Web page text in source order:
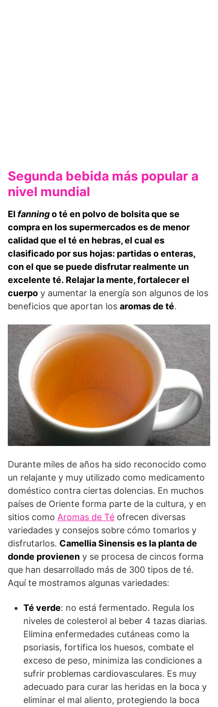
Segunda bebida más popular a
nivel mundial
El fanningo té en polvo de bolsita que se
compra en los supermercados es de menor
calidad que el té en hebras, el cual es
clasificado por sus hojas: partidas o enteras,
con el que se puede disfrutar realmente un
excelente té. Relajar la mente, fortalecer el
cuerpo y aumentar la energía son algunos de los
beneficios que aportan los aromas de té.
Durante miles de años ha sido reconocido como
un relajante y muy utilizado como medicamento
doméstico contra ciertas dolencias. En muchos
países de Oriente forma parte de la cultura, y en
sitios como Aromas de Té ofrecen diversas
variedades y consejos sobre cómo tomarlos y
disfrutarlos. Camellia Sinensis es la planta de
donde provienen y se procesa de cincos forma
que han desarrollado más de 300 tipos de té.
Aquí te mostramos algunas variedades:
Té verde: no está fermentado. Regula los
niveles de colesterol al beber 4 tazas diarias.
Elimina enfermedades cutáneas como la
psoriasis, fortifica los huesos, combate el
exceso de peso, minimiza las condiciones a
sufrir problemas cardiovasculares. Es muy
adecuado para curar las heridas en la boca y
eliminar el mal aliento, protegiendo la boca